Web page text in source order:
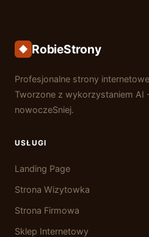
RobieStrony
Profesjonalne strony
Tworzone z wykorzystaniem AI
nowoczeSniej.
USŁUGI
Landing Page
Strona Wizytowka
Strona Firmowa
Sklep Internetowy